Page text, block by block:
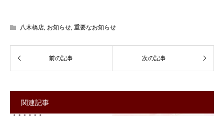
八木橋店, お知らせ,重要なお知らせ
関連記事